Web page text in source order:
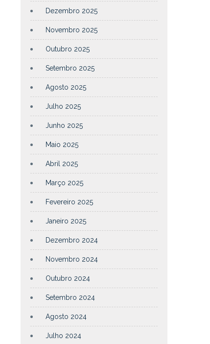
Dezembro 2025
Novembro 2025
Outubro 2025
Setembro 2025
Agosto 2025
Julho 2025
Junho 2025
Maio 2025
Abril 2025
Março 2025
Fevereiro 2025
Janeiro 2025
Dezembro 2024
Novembro 2024
Outubro 2024
Setembro 2024
Agosto 2024
Julho 2024